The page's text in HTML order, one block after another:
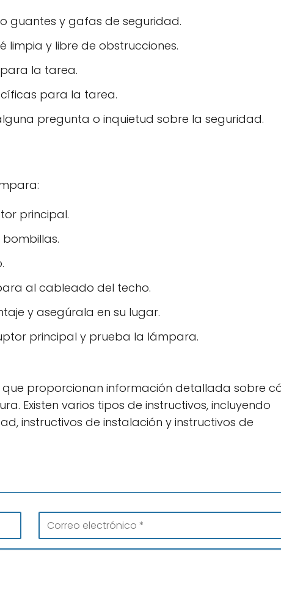
guantes y gafas de seguridad.
limpia y libre de obstrucciones.
la tarea.
para la tarea.
pregunta o inquietud sobre la seguridad.
principal.
al cableado del techo.
y asegúrala en su lugar.
principal y prueba la lámpara.
proporcionan información detallada sobre
Existen varios tipos de instructivos, incluyendo
instructivos de instalación y instructivos de